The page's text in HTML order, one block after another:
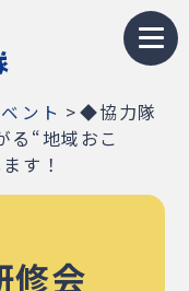
ント >◆協力隊
る“地域おこ
す！
修会